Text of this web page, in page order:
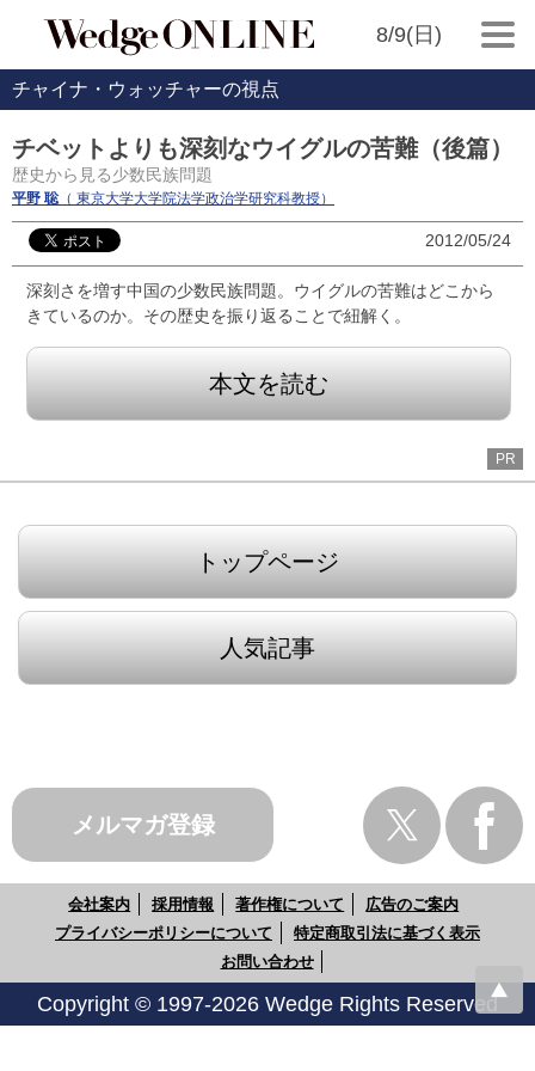
8/9(日)
チャイナ・ウォッチャーの視点
チベットよりも深刻なウイグルの苦難（後篇）
歴史から見る少数民族問題
平野 聡 （ 東京大学大学院法学政治学研究科教授）
2012/05/24
深刻さを増す中国の少数民族問題。ウイグルの苦難はどこから
きているのか。その歴史を振り返ることで紐解く。
本文を読む
PR
トップページ
人気記事
メルマガ登録
会社案内 採用情報 著作権について
広告のご案内
プライバシーポリシーについて
特定商取引法に基づく表示
お問い合わせ
Copyright © 1997-2026 Wedge Rights Reserved